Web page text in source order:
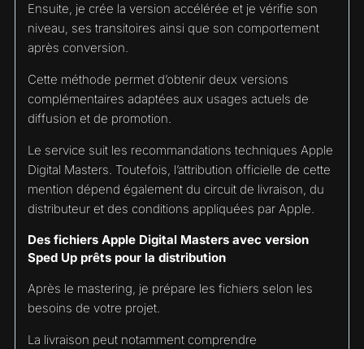
Ensuite, je crée la version accélérée et je vérifie son
niveau, ses transitoires ainsi que son comportement
après conversion.
Cette méthode permet d’obtenir deux versions
complémentaires adaptées aux usages actuels de
diffusion et de promotion.
Le service suit les recommandations techniques Apple
Digital Masters. Toutefois, l’attribution officielle de cette
mention dépend également du circuit de livraison, du
distributeur et des conditions appliquées par Apple.
Des fichiers Apple Digital Masters avec version
Sped Up prêts pour la distribution
Après le mastering, je prépare les fichiers selon les
besoins de votre projet.
La livraison peut notamment comprendre